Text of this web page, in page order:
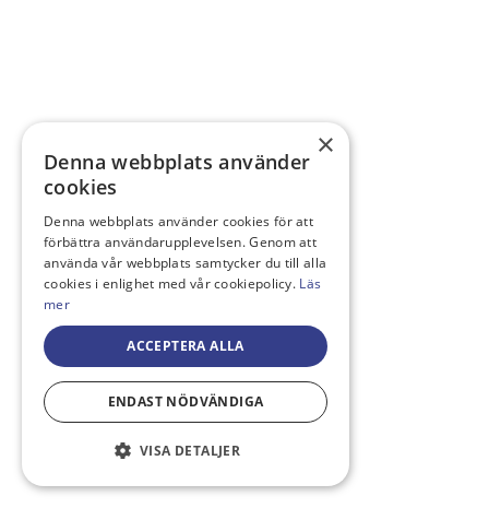
×
Denna webbplats använder
cookies
Denna webbplats använder cookies för att
förbättra användarupplevelsen. Genom att
använda vår webbplats samtycker du till alla
cookies i enlighet med vår cookiepolicy. Läs
mer
ACCEPTERA ALLA
ENDAST NÖDVÄNDIGA
VISA DETALJER